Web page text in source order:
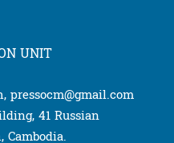
UNIT
pressocm@gmail.com
41 Russian